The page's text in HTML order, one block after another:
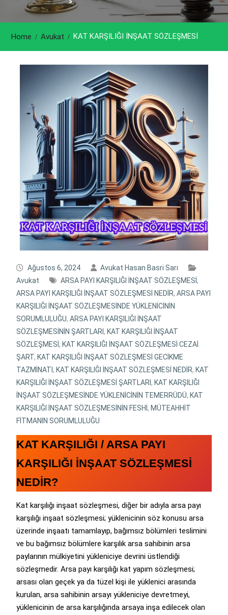
Home Avukat KAT KARŞILIĞI İNŞAAT SÖZLEŞMESİ
Ağustos 6, 2024
Avukat Hasan Basri Sarı
Avukat
ARSA PAYI KARŞILIĞI İNŞAAT SÖZLEŞMESİ ,
ARSA PAYI KARŞILIĞI İNŞAAT SÖZLEŞMESİ NEDİR, ARSA PAYI
KARŞILIĞI İNŞAAT SÖZLEŞMESİNDE YÜKLENİCİNİN
SORUMLULUĞU, ARSA PAYI KARŞILIĞI İNŞAAT
SÖZLEŞMESİNİN ŞARTLARI, KAT KARŞILIĞI İNŞAAT
SÖZLEŞMESİ , KAT KARŞILIĞI İNŞAAT SÖZLEŞMESİ CEZAİ
ŞART, KAT KARŞILIĞI İNŞAAT SÖZLEŞMESİ GECİKME
TAZMİNATI , KAT KARŞILIĞI İNŞAAT SÖZLEŞMESİ NEDİR, KAT
KARŞILIĞI İNŞAAT SÖZLEŞMESİ ŞARTLARI, KAT KARŞILIĞI
İNŞAAT SÖZLEŞMESİNDE YÜKLENİCİNİN TEMERRÜDÜ, KAT
KARŞILIĞI İNŞAAT SÖZLEŞMESİNİN FESHİ , MÜTEAHHİT
FİTMANIN SORUMLULUĞU
KAT KARŞILIĞI / ARSA PAYI
KARŞILIĞI İNŞAAT SÖZLEŞMESİ
NEDİR?
Kat karşılığı inşaat sözleşmesi, diğer bir adıyla arsa payı
karşılığı inşaat sözleşmesi; yüklenicinin söz konusu arsa
üzerinde inşaatı tamamlayıp, bağımsız bölümleri teslimini
ve bu bağımsız bölümlere karşılık arsa sahibinin arsa
paylarının mülkiyetini yükleniciye devrini üstlendiği
sözleşmedir. Arsa payı karşılığı kat yapım sözleşmesi;
arsası olan geçek ya da tüzel kişi ile yüklenici arasında
kurulan, arsa sahibinin arsayı yükleniciye devretmeyi,
yüklenicinin de arsa karşılığında arsaya inşa edilecek olan